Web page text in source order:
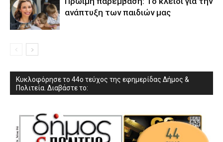
ανάπτυξη των παιδιών µας
Κυκλοφόρησε το 44ο τεύχος της εφημερίδας Δήμος &
Πολιτεία. Διαβάστε το: